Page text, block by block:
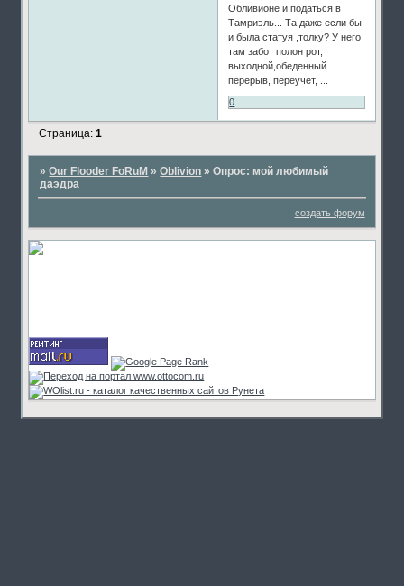
Обливионе и податься в
Тамриэль... Та даже если бы
и была статуя ,толку? У него
там забот полон рот,
выходной,обеденный
перерыв, переучет, ...
0
Страница:1
»Our Flooder FoRuM »Oblivion »Опрос: мой любимый
даэдра
создать форум